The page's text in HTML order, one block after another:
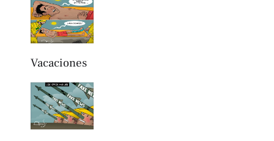
Vacaciones